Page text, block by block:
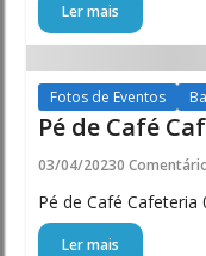
Ler mais
Fotos de Eventos
Pé de Café
03/04/20230
Pé de Café Cafeteria
Ler mais